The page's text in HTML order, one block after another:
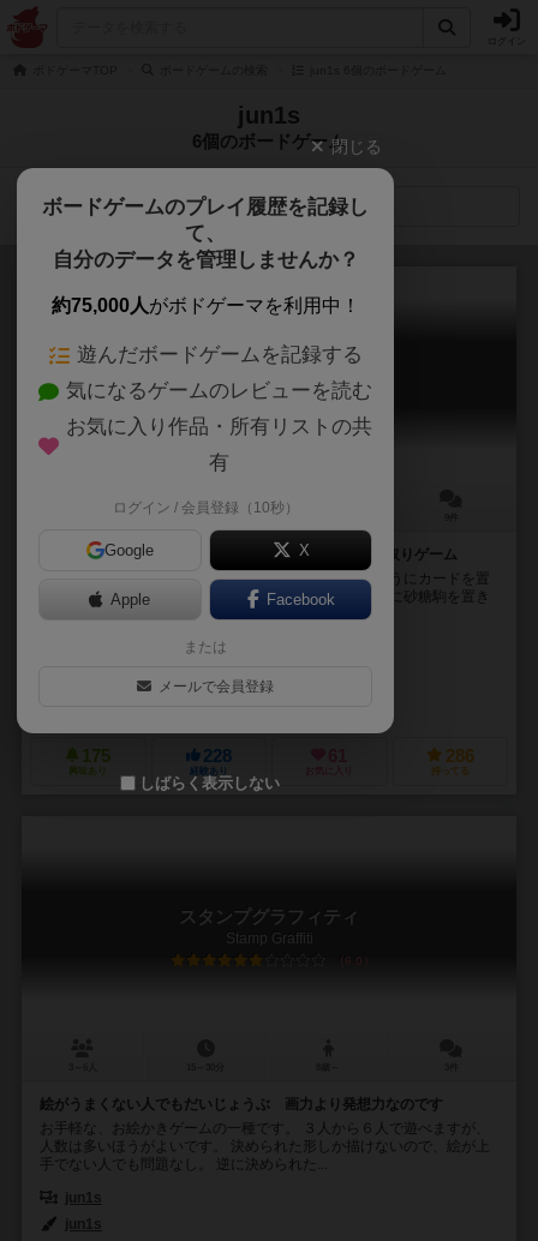
jun1s
6個のボードゲーム
検索メニュー
シュガートピア
Sugartopia
20分前後
初心者と熟練者が一緒にひつじを取り合える気軽な陣取りゲーム
ゲームのルールはシンプルです。 １．地形が繋がるようにカードを置
き、 ２．置いたカードに描かれた「わたがしひつじ」に砂糖駒を置き
ます。 ３．そして、隣接した...
175
興味あり
228
経験あり お気に入り
286
持ってる
スタンプグラフィティ
Stamp Graffiti
6.0
絵がうまくない人でもだいじょうぶ 画力より発想力なのです
お手軽な、お絵かきゲームの一種です。 ３人から６人で遊べますが、
人数は多いほうがよいです。 決められた形しか描けないので、絵が上
手でない人でも問題なし。 逆に決められた...
jun1s
jun1s
閉じる
ボードゲームのプレイ履歴を記録し
て、
自分のデータを管理しませんか？
約75,000人がボドゲーマを利用中！
遊んだボードゲームを記録する
気になるゲームのレビューを読む
お気に入り作品・所有リストの共
有
ログイン / 会員登録（10秒）
Google X
Apple Facebook
または
メールで会員登録
しばらく表示しない